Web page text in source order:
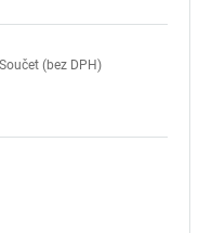
Součet (bez DPH)